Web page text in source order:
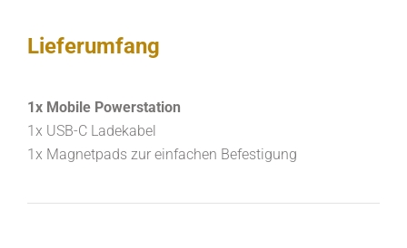
Lieferumfang
1x Mobile Powerstation
1x USB-C Ladekabel
1x Magnetpads zur einfachen Befestigung